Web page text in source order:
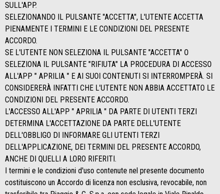
SULL'APP.
SELEZIONANDO IL PULSANTE "ACCETTA", L'UTENTE ACCETTA
PIENAMENTE I TERMINI E LE CONDIZIONI DEL PRESENTE
ACCORDO.
SE L'UTENTE NON SELEZIONA IL PULSANTE "ACCETTA" O
SELEZIONA IL PULSANTE "RIFIUTA" LA PROCEDURA DI ACCESSO
ALL'APP " APRILIA " E AI SUOI CONTENUTI SI INTERROMPERÀ. SI
CONSIDERERÀ INFATTI CHE L'UTENTE NON ABBIA ACCETTATO LE
CONDIZIONI DEL PRESENTE ACCORDO.
L'ACCESSO ALL'APP " APRILIA " DA PARTE DI UTENTI TERZI
DETERMINA L'ACCETTAZIONE DA PARTE DELL'UTENTE
DELL'OBBLIGO DI INFORMARE GLI UTENTI TERZI
DELL'APPLICAZIONE, DEI TERMINI DEL PRESENTE ACCORDO,
ANCHE DI QUELLI A LORO RIFERITI.
I termini e le condizioni d'uso contenute nel presente documento
costituiscono un Accordo di licenza non esclusiva, revocabile, non